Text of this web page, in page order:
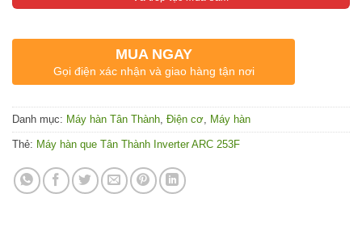
MUA NGAY
Gọi điện xác nhận và giao hàng tận nơi
Danh mục: Máy hàn Tân Thành, Điện cơ, Máy hàn
Thẻ: Máy hàn que Tân Thành Inverter ARC 253F